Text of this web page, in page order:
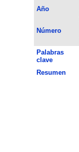
Año
Número
Palabras
clave
Resumen